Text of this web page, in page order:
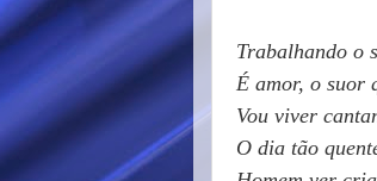
Trabalhando o
É amor, o suor
Vou viver
O dia tão